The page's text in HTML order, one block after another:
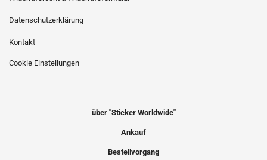
Datenschutzerklärung
Kontakt
Cookie Einstellungen
über "Sticker Worldwide"
Ankauf
Bestellvorgang